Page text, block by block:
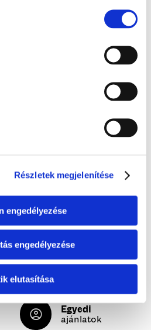
Részletek megjelenítése
engedélyezése
engedélyezése
elutasítása
valamint
akcióinkról és
Books Adatvédelmi
Egyedi
ajánlatok